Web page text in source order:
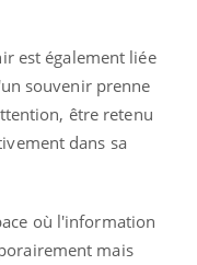
est également liée
souvenir prenne
être retenu
dans sa
où l'information
mais